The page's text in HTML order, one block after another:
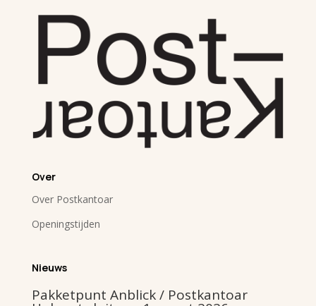
Over
Over Postkantoar
Openingstijden
Nieuws
Pakketpunt Anblick / Postkantoar